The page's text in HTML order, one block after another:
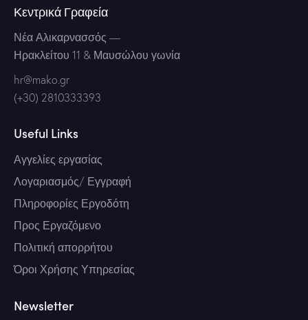
Κεντρικά Γραφεία
Νέα Αλικαρνασσός —
Ηρακλείτου 11 & Μαυσώλου γωνία
hr@mako.gr
(+30) 2810333393
Useful Links
Αγγελίες εργασίας
Λογαριασμός/ Εγγραφή
Πληροφορίες Εργοδότη
Προς Εργαζόμενο
Πολιτική απορρήτου
Όροι Χρήσης Υπηρεσίας
Newsletter